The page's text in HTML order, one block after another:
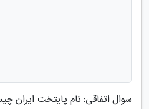
سوال اتفاقی: نام پایتخت ایران